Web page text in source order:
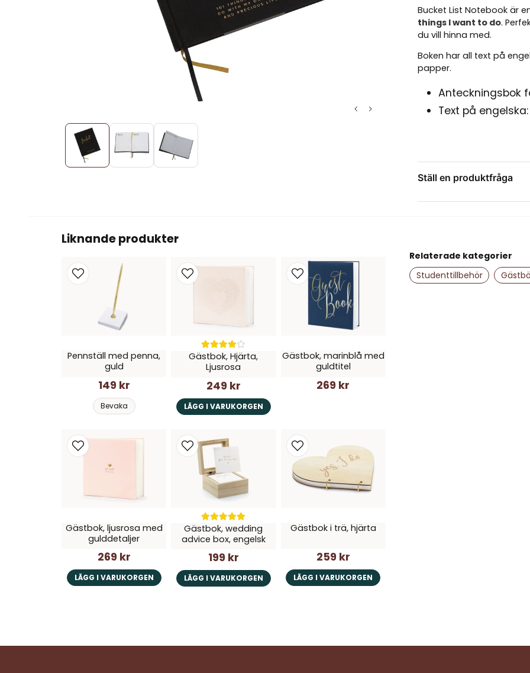
Bucket List Notebook är
things I want to do.
du vill hinna med.
Boken har all text på
papper.
Anteckningsbok
Text på
Tillverkad av FSC
Fin present till
Ställ en produktfråga
name
Namn
Liknande produkter
Pennställ med penna,
guld
149 kr
Bevaka
Gästbok, Hjärta,
Ljusrosa
249 kr
LÄGG I VARUKORGEN
Gästbok, marinblå med
guldtitel
269 kr
Gästbok, ljusrosa med
gulddetaljer
269 kr
LÄGG I VARUKORGEN
Gästbok, wedding
advice box, engelsk
199 kr
LÄGG I VARUKORGEN
Gästbok i trä, hjärta
259 kr
LÄGG I VARUKORGEN
Relaterade kategorier
Studenttillbehör